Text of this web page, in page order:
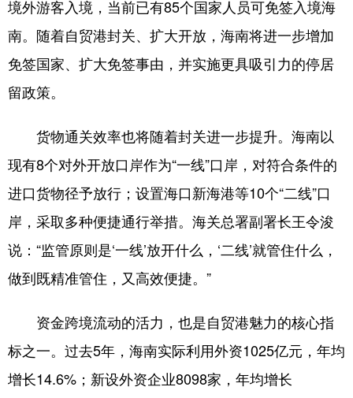
境外游客入境，当前已有85个国家人员可免签入境海
南。随着自贸港封关、扩大开放，海南将进一步增加
免签国家、扩大免签事由，并实施更具吸引力的停居
留政策。
货物通关效率也将随着封关进一步提升。海南以
现有8个对外开放口岸作为“一线”口岸，对符合条件的
进口货物径予放行；设置海口新海港等10个“二线”口
岸，采取多种便捷通行举措。海关总署副署长王令浚
说：“监管原则是‘一线’放开什么，‘二线’就管住什么，
做到既精准管住，又高效便捷。”
资金跨境流动的活力，也是自贸港魅力的核心指
标之一。过去5年，海南实际利用外资1025亿元，年均
增长14.6%；新设外资企业8098家，年均增长